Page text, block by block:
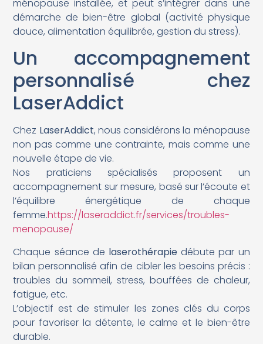
ménopause installée, et peut s’intégrer dans une
démarche de bien-être global (activité physique
douce, alimentation équilibrée, gestion du stress).
Un accompagnement
personnalisé chez
LaserAddict
Chez LaserAddict, nous considérons la ménopause
non pas comme une contrainte, mais comme une
nouvelle étape de vie.
Nos praticiens spécialisés proposent un
accompagnement sur mesure, basé sur l’écoute et
l’équilibre énergétique de chaque
femme.https://laseraddict.fr/services/troubles-
menopause/
Chaque séance de laserothérapie débute par un
bilan personnalisé afin de cibler les besoins précis :
troubles du sommeil, stress, bouffées de chaleur,
fatigue, etc.
L’objectif est de stimuler les zones clés du corps
pour favoriser la détente, le calme et le bien-être
durable.